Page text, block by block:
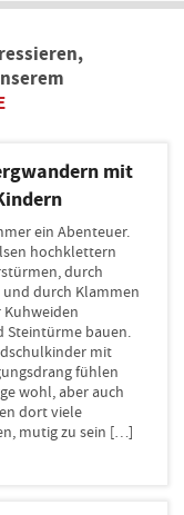
mit
ein Abenteuer.
hochklettern
durch
und durch Klammen
Kuhweiden
Steintürme bauen.
mit
fühlen
wohl, aber auch
dort viele
mutig zu sein […]